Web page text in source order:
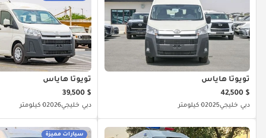
تويوتا هاياس
$ 42,500
دبي خليجي20250 كيلومتر
تويوتا هاياس
$ 39,500
دبي خليجي20260 كيلومتر
سيارات مميزة